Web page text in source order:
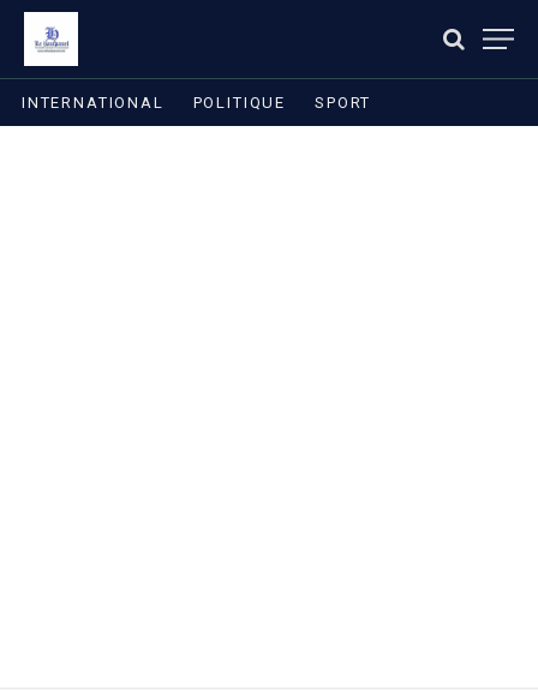
INTERNATIONAL POLITIQUE SPORT